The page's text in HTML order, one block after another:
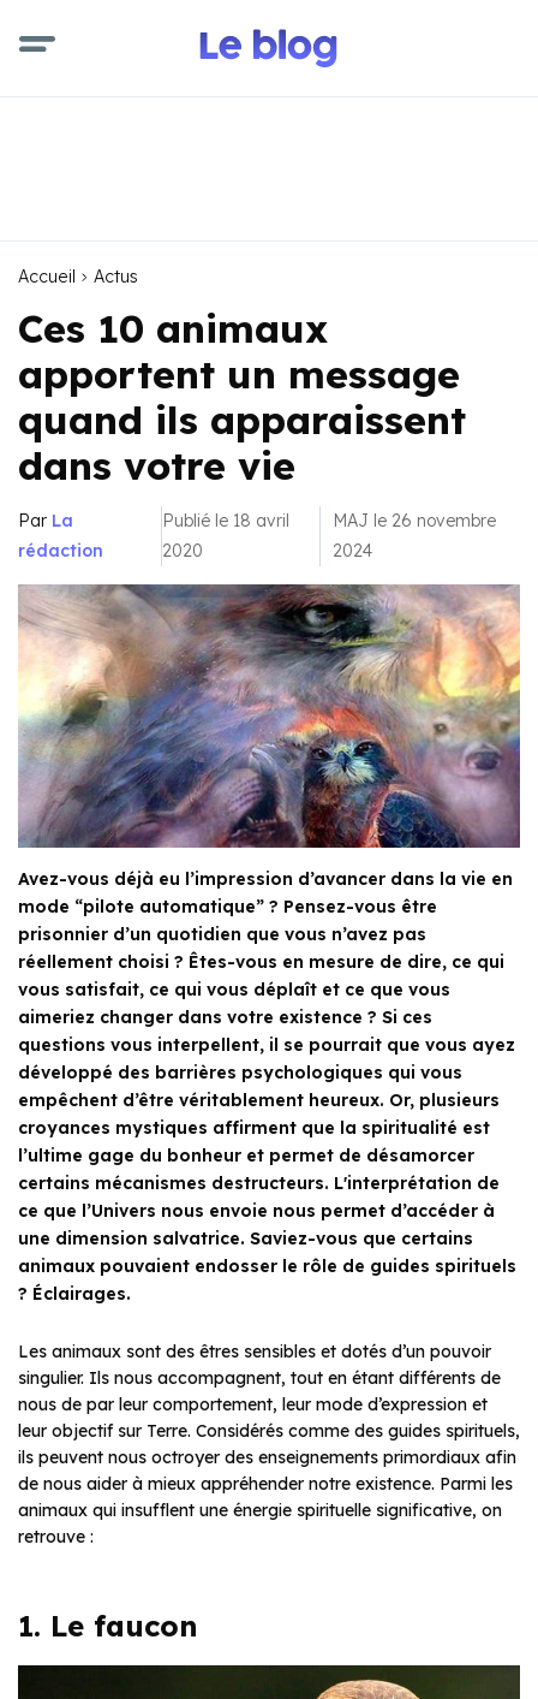
Accueil Actus
Ces 10 animaux
apportent un message
quand ils apparaissent
dans votre vie
Par La
rédaction
Publié le 18 avril
2020
MAJ le 26 novembre
2024
Avez-vous déjà eu l’impression d’avancer dans la vie en
mode “pilote automatique” ? Pensez-vous être
prisonnier d’un quotidien que vous n’avez pas
réellement choisi ? Êtes-vous en mesure de dire, ce qui
vous satisfait, ce qui vous déplaît et ce que vous
aimeriez changer dans votre existence ? Si ces
questions vous interpellent, il se pourrait que vous ayez
développé des barrières psychologiques qui vous
empêchent d’être véritablement heureux. Or, plusieurs
croyances mystiques affirment que la spiritualité est
l’ultime gage du bonheur et permet de désamorcer
certains mécanismes destructeurs. L'interprétation de
ce que l’Univers nous envoie nous permet d’accéder à
une dimension salvatrice. Saviez-vous que certains
animaux pouvaient endosser le rôle de guides spirituels
? Éclairages.
Les animaux sont des êtres sensibles et dotés d’un pouvoir
singulier. Ils nous accompagnent, tout en étant différents de
nous de par leur comportement, leur mode d’expression et
leur objectif sur Terre. Considérés comme des guides spirituels,
ils peuvent nous octroyer des enseignements primordiaux afin
de nous aider à mieux appréhender notre existence. Parmi les
animaux qui insufflent une énergie spirituelle significative, on
retrouve :
1. Le faucon